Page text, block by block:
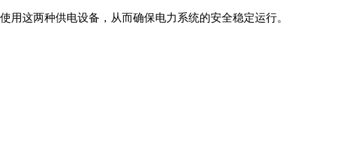
这两种供电设备，从而确保电力系统的安全稳定运行。